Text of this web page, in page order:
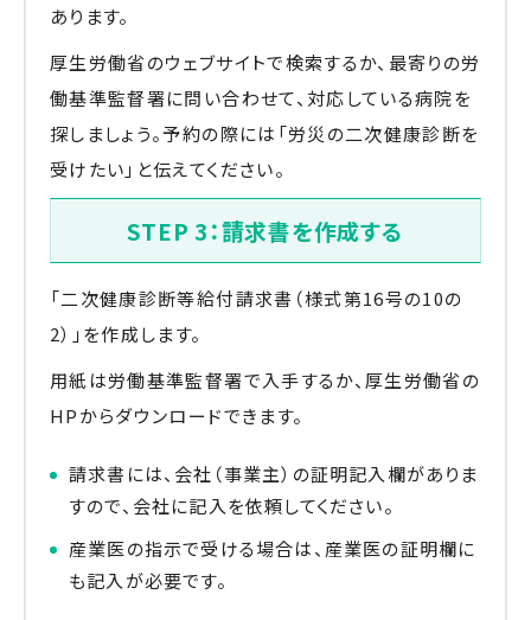
あります。
厚生労働省のウェブサイトで検索するか、最寄りの労
働基準監督署に問い合わせて、対応している病院を
探しましょう。予約の際には「労災の二次健康診断を
受けたい」と伝えてください。
STEP 3：請求書を作成する
「二次健康診断等給付請求書（様式第16号の10の
2）」を作成します。
用紙は労働基準監督署で入手するか、厚生労働省の
HPからダウンロードできます。
請求書には、会社（事業主）の証明記入欄がありま
すので、会社に記入を依頼してください。
産業医の指示で受ける場合は、産業医の証明欄に
も記入が必要です。